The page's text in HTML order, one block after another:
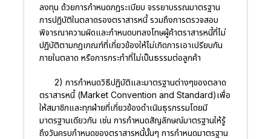
ลงทุน ด้วยการกำหนดกฎระเบียบ จรรยาบรรณมาตรฐาน
การปฏิบัติในตลาดรองตราสารหนี้ รวมถึงการตรวจสอบ
พิจารณาความผิดและกำหนดบทลงโทษผู้ค้าตราสารหนี้ที่ไม่
ปฏิบัติตามกฎเกณฑ์ที่เกี่ยวข้องให้ไม่เกิดการเอาเปรียบกัน
ภายในตลาด หรือการกระทำที่ไม่เป็นธรรมต่อลูกค้า
2) การกำหนดวิธีปฏิบัติและมาตรฐานต่างๆของตลาด
ตราสารหนี้ (Market Convention and Standard)เพื่อ
ให้สมาชิกและทุกฝ่ายที่เกี่ยวข้องดำเนินธุรกรรมโดยมี
มาตรฐานเดียวกัน เช่น การกำหนดสัญลักษณ์มาตรฐานให้รู้
ถึงวันครบกำหนดของตราสารหนี้นั้นๆ การกำหนดมาตรฐาน